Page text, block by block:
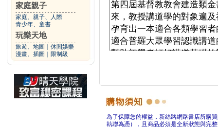
家庭親子
家庭、親子、人際
青少年、童書
玩樂天地
旅遊、地圖
休閒娛樂
漫畫、插圖
限制級
為了保障您的權益，新絲路網路書店所購
執聯為憑），且商品必須是全新狀態與完